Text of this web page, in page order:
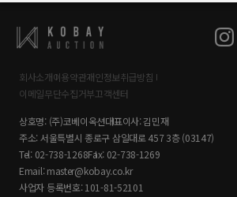
회사소개이용약관개인정보취급방침
이메일무단수집거부고객센터
상호명: (주)코베이옥션대표이사:김민재
주소:서울특별시 종로구 삼일대로 457 3층 (03147)
Tel: 02-738-1268Fax: 02-738-1269
Email:master@kobay.co.kr
사업자 등록번호:101-81-52101